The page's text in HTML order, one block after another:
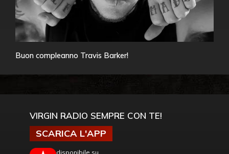
Buon compleanno Travis Barker!
VIRGIN RADIO SEMPRE CON TE!
SCARICA L'APP
disponibile su